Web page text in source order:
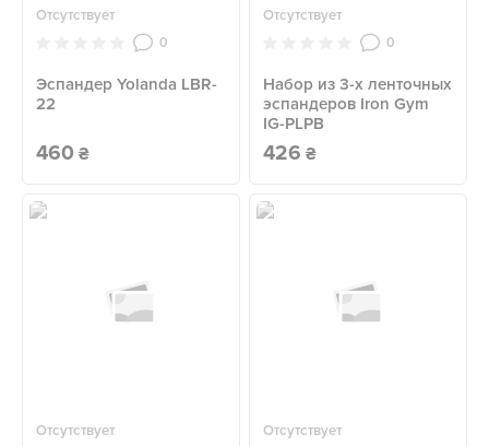
Отсутствует
0
Эспандер Yolanda LBR-
22
460 ₴
Отсутствует
0
Набор из 3-х ленточных
эспандеров Iron Gym
IG-PLPB
426 ₴
Отсутствует Отсутствует